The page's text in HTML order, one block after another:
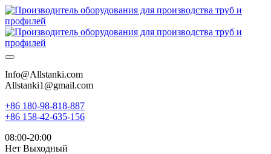
Info@Allstanki.com
Allstanki1@gmail.com
+86 180-98-818-887
+86 158-42-635-156
08:00-20:00
Нет Выходный